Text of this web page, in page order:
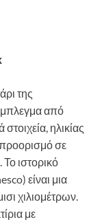
της
από
ηλικίας
σε
ιστορικό
είναι μια
χιλιομέτρων.
με